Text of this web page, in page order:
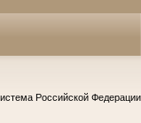
Российской